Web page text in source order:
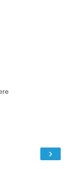
›